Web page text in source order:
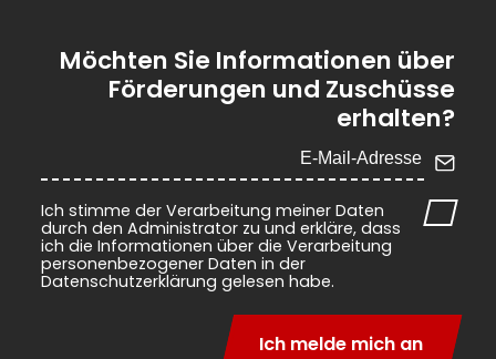
Möchten Sie Informationen über
Förderungen und Zuschüsse
erhalten?
Ich stimme der Verarbeitung meiner Daten
durch den Administrator zu und erkläre, dass
ich die Informationen über die Verarbeitung
personenbezogener Daten in der
Datenschutzerklärung gelesen habe.
Ich melde mich an